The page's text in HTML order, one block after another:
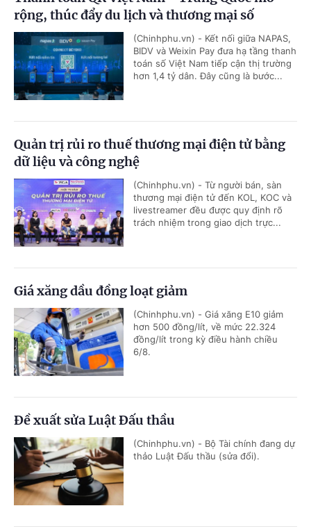
rộng, thúc đẩy du lịch và thương mại số
(Chinhphu.vn) - Kết nối giữa NAPAS,
BIDV và Weixin Pay đưa hạ tầng thanh
toán số Việt Nam tiếp cận thị trường
hơn 1,4 tỷ dân. Đây cũng là bước...
Quản trị rủi ro thuế thương mại điện tử bằng
dữ liệu và công nghệ
(Chinhphu.vn) - Từ người bán, sàn
thương mại điện tử đến KOL, KOC và
livestreamer đều được quy định rõ
trách nhiệm trong giao dịch trực...
Giá xăng dầu đồng loạt giảm
(Chinhphu.vn) - Giá xăng E10 giảm
hơn 500 đồng/lít, về mức 22.324
đồng/lít trong kỳ điều hành chiều
6/8.
Đề xuất sửa Luật Đấu thầu
(Chinhphu.vn) - Bộ Tài chính đang dự
thảo Luật Đấu thầu (sửa đổi).